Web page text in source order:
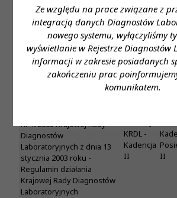
Ze względu na prace związane z
integracją danych Diagnostów
nowego systemu, wyłączyliśmy
wyświetlanie w Rejestrze Diagnostów
informacji w zakresie posiadanych
zakończeniu prac
komunikatem.
prezentacji obrazów i treści
zgłoszonych do publikacji w
Gazecie KIDL „Diagnosta
Laboratoryjny”. Uchylona
przez Uchwałę 38/III/2011 z
dn. 9 września 2011 r.
Uchwała Nr 16 /II/2007
nr 1/2003 Krajowej Rady
Diagnostów
Laboratoryjnych z dnia 13
stycznia 2003 roku -
Regulamin działania
Krajowej Rady Diagnostów
Laboratoryjnych
KRDL -
Kadencja
II
II